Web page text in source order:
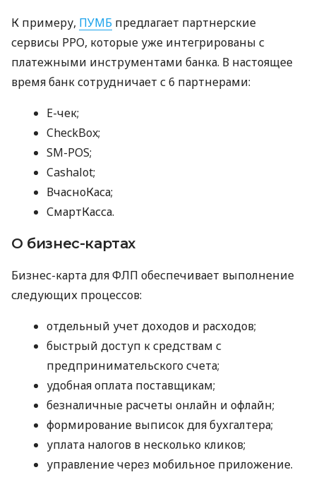
К примеру, ПУМБ предлагает партнерские
сервисы РРО, которые уже интегрированы с
платежными инструментами банка. В настоящее
время банк сотрудничает с 6 партнерами:
E-чек;
CheckBox;
SM-POS;
Cashalot;
ВчасноКаса;
СмартКасса.
О бизнес-картах
Бизнес-карта для ФЛП обеспечивает выполнение
следующих процессов:
отдельный учет доходов и расходов;
быстрый доступ к средствам с
предпринимательского счета;
удобная оплата поставщикам;
безналичные расчеты онлайн и офлайн;
формирование выписок для бухгалтера;
уплата налогов в несколько кликов;
управление через мобильное приложение.